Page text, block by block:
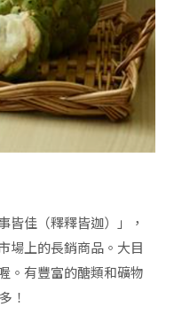
皆佳（釋釋皆迦）」，
場上的長銷商品。大目
。有豐富的醣類和礦物
！